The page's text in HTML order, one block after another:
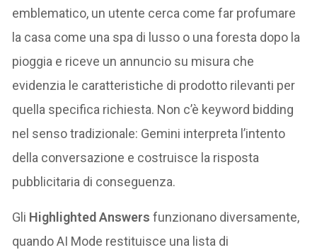
emblematico, un utente cerca come far profumare
la casa come una spa di lusso o una foresta dopo la
pioggia e riceve un annuncio su misura che
evidenzia le caratteristiche di prodotto rilevanti per
quella specifica richiesta. Non c’è keyword bidding
nel senso tradizionale: Gemini interpreta l’intento
della conversazione e costruisce la risposta
pubblicitaria di conseguenza.
Gli Highlighted Answers funzionano diversamente,
quando AI Mode restituisce una lista di